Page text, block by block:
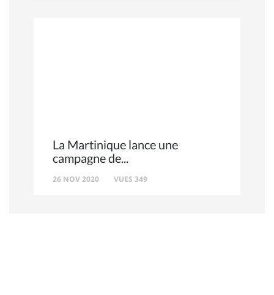
La Martinique lance une
campagne de
26 NOV 2020 VUES 349